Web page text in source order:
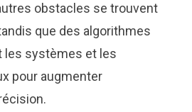
obstacles se trouvent
que des algorithmes
les systèmes et les
pour augmenter
.